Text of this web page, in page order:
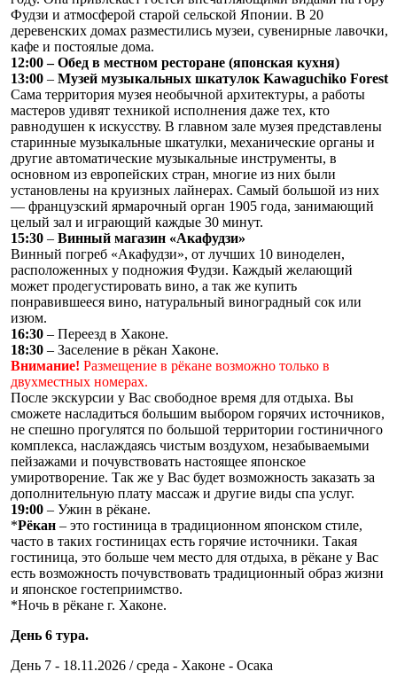
Фудзи и атмосферой старой сельской Японии. В 20
деревенских домах разместились музеи, сувенирные лавочки,
кафе и постоялые дома.
12:00 – Обед в местном ресторане (японская кухня)
13:00 – Музей музыкальных шкатулок Kawaguchiko Forest
Сама территория музея необычной архитектуры, а работы
мастеров удивят техникой исполнения даже тех, кто
равнодушен к искусству. В главном зале музея представлены
старинные музыкальные шкатулки, механические органы и
другие автоматические музыкальные инструменты, в
основном из европейских стран, многие из них были
установлены на круизных лайнерах. Самый большой из них
— французский ярмарочный орган 1905 года, занимающий
целый зал и играющий каждые 30 минут.
15:30 – Винный магазин «Акафудзи»
Винный погреб «Акафудзи», от лучших 10 виноделен,
расположенных у подножия Фудзи. Каждый желающий
может продегустировать вино, а так же купить
понравившееся вино, натуральный виноградный сок или
изюм.
16:30 – Переезд в Хаконе.
18:30 – Заселение в рёкан Хаконе.
Внимание! Размещение в рёкане возможно только в
двухместных номерах.
После экскурсии у Вас свободное время для отдыха. Вы
сможете насладиться большим выбором горячих источников,
не спешно прогулятся по большой территории гостиничного
комплекса, наслаждаясь чистым воздухом, незабываемыми
пейзажами и почувствовать настоящее японское
умиротворение. Так же у Вас будет возможность заказать за
дополнительную плату массаж и другие виды спа услуг.
19:00 – Ужин в рёкане.
*Рёкан – это гостиница в традиционном японском стиле,
часто в таких гостиницах есть горячие источники. Такая
гостиница, это больше чем место для отдыха, в рёкане у Вас
есть возможность почувствовать традиционный образ жизни
и японское гостеприимство.
*Ночь в рёкане г. Хаконе.
День 6 тура.
День 7 - 18.11.2026 / среда - Хаконе - Осака